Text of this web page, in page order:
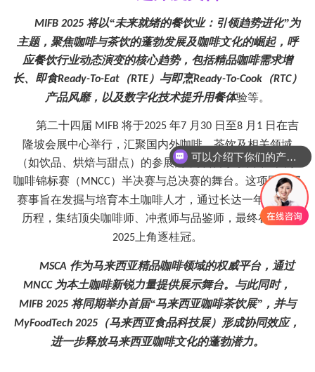
MIFB 2025 将以“未来就绪的餐饮业：引领趋势进化”为
主题，聚焦咖啡与茶饮的蓬勃发展及咖啡文化的崛起，呼
应餐饮行业动态演变的核心趋势，包括精品咖啡需求增
长、即食Ready-To-Eat（RTE）与即烹Ready-To-Cook（RTC）
产品风靡，以及数字化技术提升用餐体验等。
第二十四届 MIFB 将于2025 年7 月 30 日至8 月 1 日在吉
隆坡会展中心举行，汇聚国内外咖啡、茶饮及相关领域
（如饮品、烘焙与甜点）的参展商，并作为马来西亚国家
咖啡锦标赛（ MNCC） 半决赛与总决赛的舞台。这项国家级
赛事旨在发掘与培育本土咖啡人才，通过长达一年的赛事
历程，集结顶尖咖啡师、冲煮师与品鉴师，最终在MIFB
2025上角逐桂冠。
MSCA 作为马来西亚精品咖啡领域的权威平台，通过
MNCC 为本土咖啡新锐力量提供展示舞台。与此同时，
MIFB 2025 将同期举办首届“马来西亚咖啡茶饮展”，并与
MyFoodTech 2025 （马来西亚食品科技展）形成协同效应，
进一步释放马来西亚咖啡文化的蓬勃潜力。
可以介绍下你们的产品么